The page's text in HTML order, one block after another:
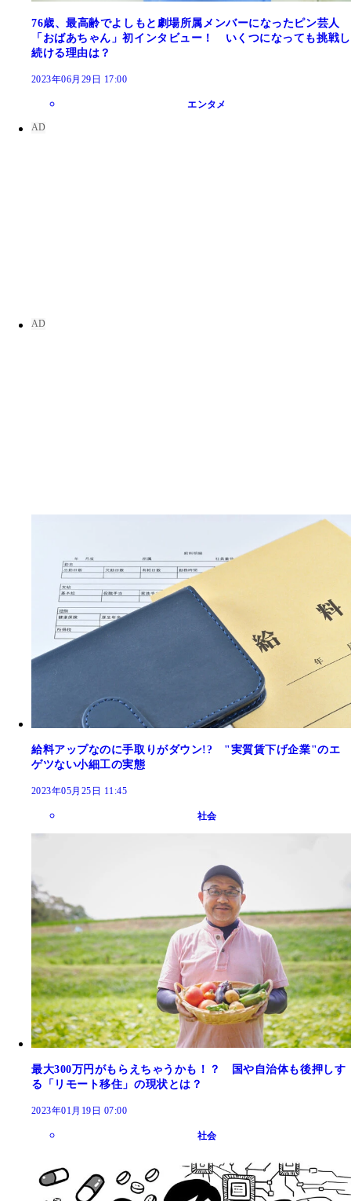
76歳、最高齢でよしもと劇場所属メンバーになったピン芸人
「おばあちゃん」初インタビュー！ いくつになっても挑戦し
続ける理由は？
2023年06月29日 17:00
エンタメ
給料アップなのに手取りがダウン!? "実質賃下げ企業"のエ
ゲツない小細工の実態
2023年05月25日 11:45
社会
最大300万円がもらえちゃうかも！？ 国や自治体も後押しす
る「リモート移住」の現状とは？
2023年01月19日 07:00
社会